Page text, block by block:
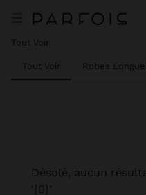
Tout Voir
Tout Voir Robes
Désolé, aucun
‘{0}’